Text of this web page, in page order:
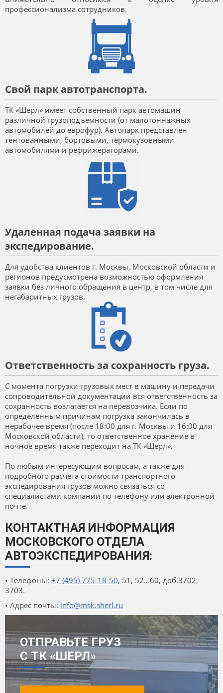
профессионализма сотрудников.
Свой парк автотранспорта.
ТК «Шерл» имеет собственный парк автомашин
различной грузоподъемности (от малотоннажных
автомобилей до еврофур). Автопарк представлен
тентованными, бортовыми, термокузовными
автомобилями и рефрижераторами.
Удаленная подача заявки на
экспедирование.
Для удобства клиентов г. Москвы, Московской области и
регионов предусмотрена возможностью оформления
заявки без личного обращения в центр, в том числе для
негабаритных грузов.
Ответственность за сохранность груза.
С момента погрузки грузовых мест в машину и передачи
сопроводительной документации вся ответственность за
сохранность возлагается на перевозчика. Если по
определённым причинам погрузка закончилась в
нерабочее время (после 18:00 для г. Москвы и 16:00 для
Московской области), то ответственное хранение в
ночное время также переходит на ТК «Шерл».
По любым интересующим вопросам, а также для
подробного расчёта стоимости транспортного
экспедирования грузов можно связаться со
специалистами компании по телефону или электронной
почте.
КОНТАКТНАЯ ИНФОРМАЦИЯ
МОСКОВСКОГО ОТДЕЛА
АВТОЭКСПЕДИРОВАНИЯ:
• Телефоны: +7 (495) 775-18-50, 51, 52...60, доб.3702,
3703.
• Адрес почты: info@msk.sherl.ru
ОТПРАВЬТЕ ГРУЗ
С ТК «ШЕРЛ»